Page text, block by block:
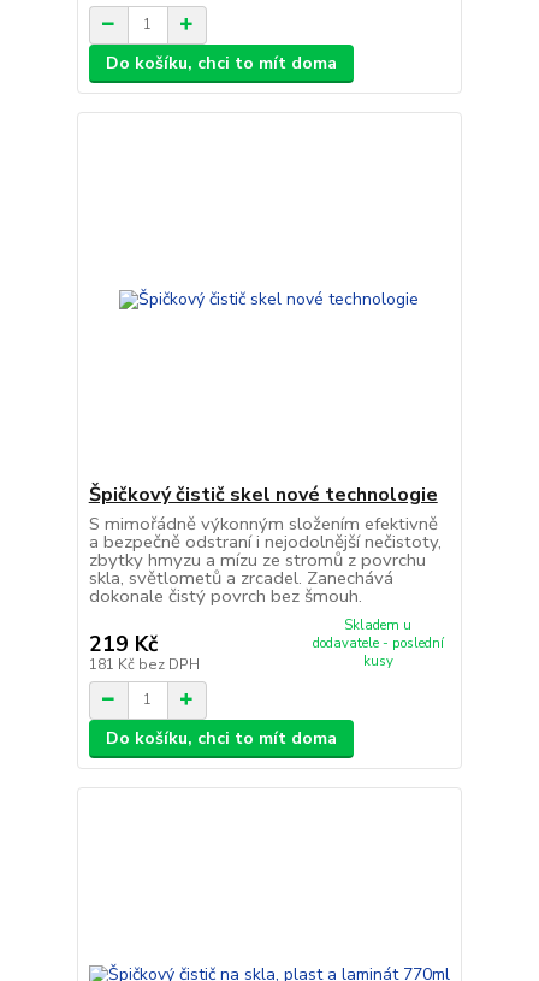
Do košíku, chci to mít doma
Špičkový čistič skel nové technologie
S mimořádně výkonným složením efektivně
a bezpečně odstraní i nejodolnější nečistoty,
zbytky hmyzu a mízu ze stromů z povrchu
skla, světlometů a zrcadel. Zanechává
dokonale čistý povrch bez šmouh.
219 Kč
181 Kč bez DPH
Skladem u
dodavatele - poslední
kusy
Do košíku, chci to mít doma